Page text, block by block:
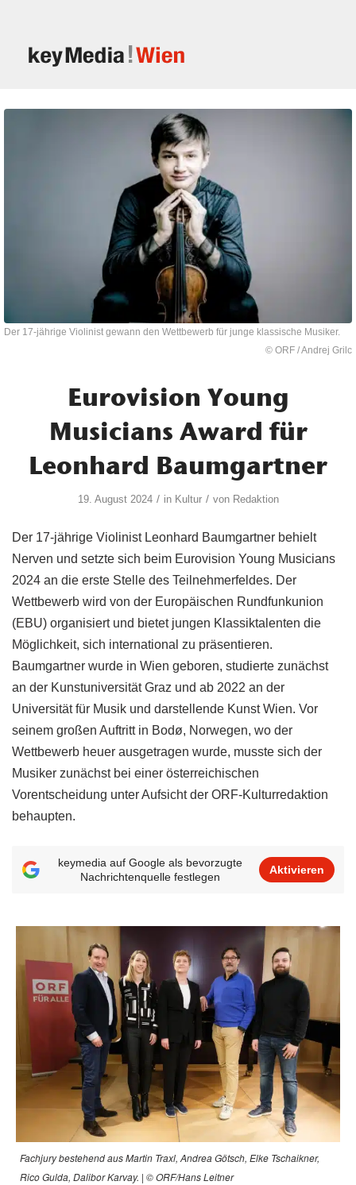
Der 17-jährige Violinist gewann den Wettbewerb für junge klassische Musiker.
© ORF / Andrej Grilc
Eurovision Young
Musicians Award für
Leonhard Baumgartner
19. August 2024 / in Kultur / von Redaktion
Der 17-jährige Violinist Leonhard Baumgartner behielt
Nerven und setzte sich beim Eurovision Young Musicians
2024 an die erste Stelle des Teilnehmerfeldes. Der
Wettbewerb wird von der Europäischen Rundfunkunion
(EBU) organisiert und bietet jungen Klassiktalenten die
Möglichkeit, sich international zu präsentieren.
Baumgartner wurde in Wien geboren, studierte zunächst
an der Kunstuniversität Graz und ab 2022 an der
Universität für Musik und darstellende Kunst Wien. Vor
seinem großen Auftritt in Bodø, Norwegen, wo der
Wettbewerb heuer ausgetragen wurde, musste sich der
Musiker zunächst bei einer österreichischen
Vorentscheidung unter Aufsicht der ORF-Kulturredaktion
behaupten.
keymedia auf Google als bevorzugte
Nachrichtenquelle festlegen
Aktivieren
Fachjury bestehend aus Martin Traxl, Andrea Götsch, Elke Tschaikner,
Rico Gulda, Dalibor Karvay. | © ORF/Hans Leitner